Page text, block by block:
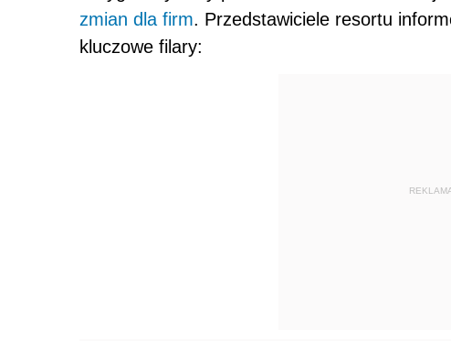
zmian dla firm. Przedstawiciele resortu
kluczowe filary: